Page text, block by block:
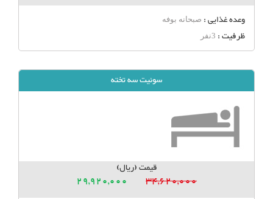
وعده غذایی : صبحانه بوفه
ظرفیت : 3نفر
سوئیت سه تخته
قیمت (ریال)
34,620,000
29,920,000